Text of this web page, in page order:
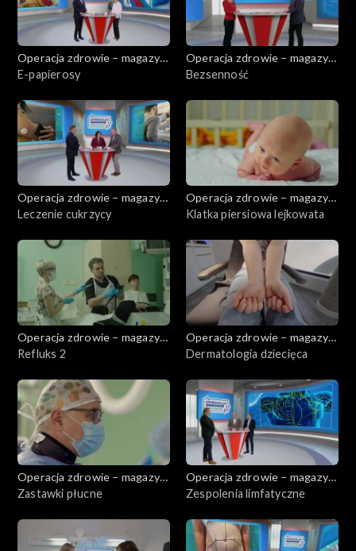
Operacja zdrowie – magazyn
medyczny
E-papierosy
Operacja zdrowie – magazyn
medyczny
Bezsenność
Operacja zdrowie – magazyn
medyczny
Leczenie cukrzycy
Operacja zdrowie – magazyn
medyczny
Klatka piersiowa lejkowata
Operacja zdrowie – magazyn
medyczny
Refluks 2
Operacja zdrowie – magazyn
medyczny
Dermatologia dziecięca
Operacja zdrowie – magazyn
medyczny
Zastawki płucne
Operacja zdrowie – magazyn
medyczny
Zespolenia limfatyczne